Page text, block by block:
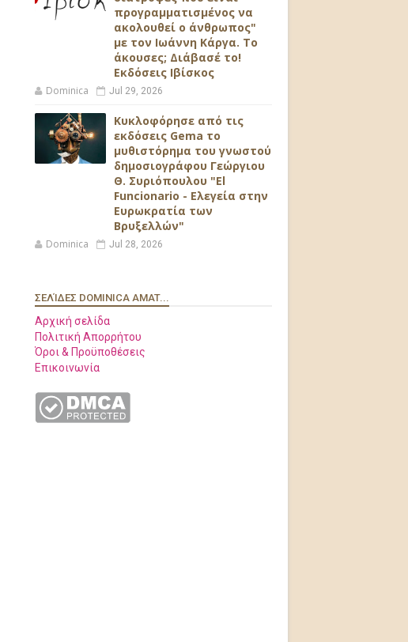
προγραμματισμένος να
ακολουθεί ο άνθρωπος"
με τον Ιωάννη Κάργα. Το
άκουσες; Διάβασέ το!
Εκδόσεις Ιβίσκος
Dominica Jul 29, 2026
Κυκλοφόρησε από τις
εκδόσεις Gema το
μυθιστόρημα του γνωστού
δημοσιογράφου Γεώργιου
Θ. Συριόπουλου "El
Funcionario - Ελεγεία στην
Ευρωκρατία των
Βρυξελλών"
Dominica Jul 28, 2026
ΣΕΛΊΔΕΣ DOMINICA AMAT...
Αρχική σελίδα
Πολιτική Απορρήτου
Όροι & Προϋποθέσεις
Επικοινωνία